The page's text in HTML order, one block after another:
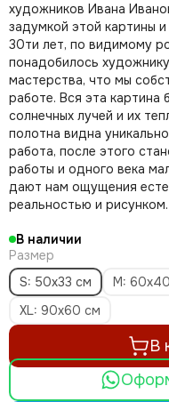
Отто Дикс
Пабло Пикассо
Питер Брейгель
Питер Пауль Рубенс
Поль Сезанн
Рембрандт
Сальвадор Дали
Татьяна Яблонская
Ян Ван Гоен
Эми Джадд
художников Ивана
задумкой этой картины
30ти лет, по видимому
понадобилось
мастерства, что мы
работе. Вся эта картина
солнечных лучей и их
полотна видна
работа, после этого
работы и одного века
дают нам ощущения
реальностью и рисунком.
В наличии
Размер
S: 50х33 см
M:
XL: 90x60 см
В